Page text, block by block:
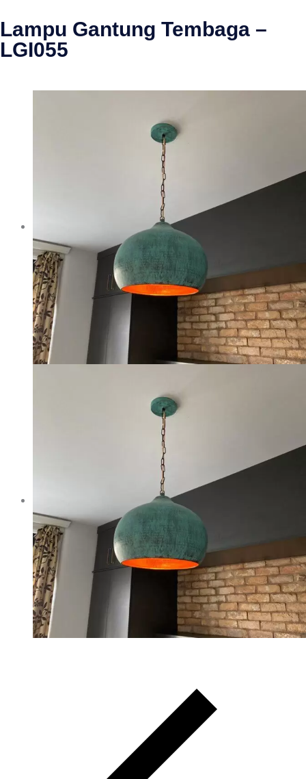
Lampu Gantung Tembaga –
LGI055